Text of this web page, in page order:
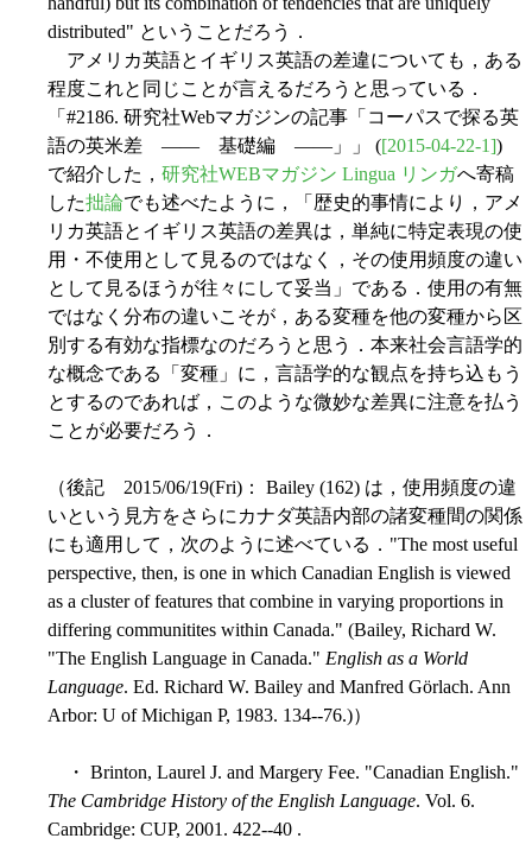
distributed" ということだろう．
アメリカ英語とイギリス英語の差違についても，ある
程度これと同じことが言えるだろうと思っている．
「#2186. 研究社Webマガジンの記事「コーパスで探る英
語の英米差 ―― 基礎編 ――」」 ([2015-04-22-1])
で紹介した， 研究社WEBマガジン Lingua リンガへ寄稿
した拙論でも述べたように，「歴史的事情により，アメ
リカ英語とイギリス英語の差異は，単純に特定表現の使
用・不使用として見るのではなく，その使用頻度の違い
として見るほうが往々にして妥当」である．使用の有無
ではなく分布の違いこそが，ある変種を他の変種から区
別する有効な指標なのだろうと思う．本来社会言語学的
な概念である「変種」に，言語学的な観点を持ち込もう
とするのであれば，このような微妙な差異に注意を払う
ことが必要だろう．
（後記 2015/06/19(Fri)： Bailey (162) は，使用頻度の違
いという見方をさらにカナダ英語内部の諸変種間の関係
にも適用して，次のように述べている．"The most useful
perspective, then, is one in which Canadian English is viewed
as a cluster of features that combine in varying proportions in
differing communitites within Canada." (Bailey, Richard W.
"The English Language in Canada." English as a World
Language. Ed. Richard W. Bailey and Manfred Görlach. Ann
Arbor: U of Michigan P, 1983. 134--76.)）
・ Brinton, Laurel J. and Margery Fee. "Canadian English."
The Cambridge History of the English Language. Vol. 6.
Cambridge: CUP, 2001. 422--40 .